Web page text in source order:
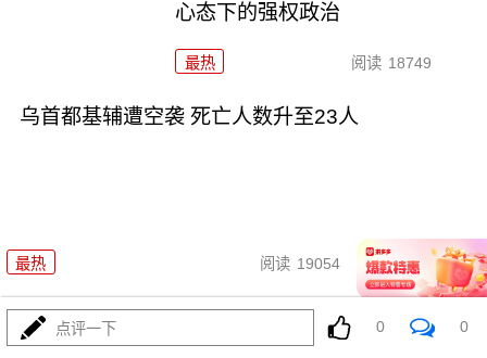
心态下的强权政治
最热 阅读 18749
乌首都基辅遭空袭 死亡人数升至23人
最热 阅读 19054 06-19
欧盟委员会计划全面禁止进口俄
石油天然气
点评一下 0 0